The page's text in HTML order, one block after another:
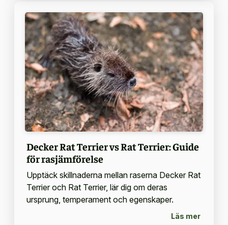
Decker Rat Terrier vs Rat Terrier: Guide
för rasjämförelse
Upptäck skillnaderna mellan raserna Decker Rat
Terrier och Rat Terrier, lär dig om deras
ursprung, temperament och egenskaper.
Läs mer